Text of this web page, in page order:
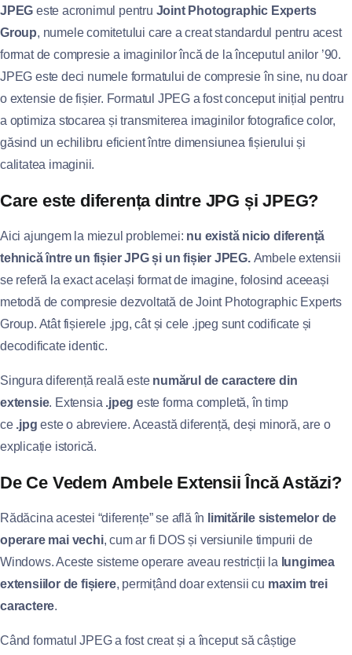
JPEG este acronimul pentru Joint Photographic Experts
Group, numele comitetului care a creat standardul pentru acest
format de compresie a imaginilor încă de la începutul anilor ’90.
JPEG este deci numele formatului de compresie în sine, nu doar
o extensie de fișier. Formatul JPEG a fost conceput inițial pentru
a optimiza stocarea și transmiterea imaginilor fotografice color,
găsind un echilibru eficient între dimensiunea fișierului și
calitatea imaginii.
Care este diferența dintre JPG și JPEG?
Aici ajungem la miezul problemei: nu există nicio diferență
tehnică între un fișier JPG și un fișier JPEG.Ambele extensii
se referă la exact același format de imagine, folosind aceeași
metodă de compresie dezvoltată de Joint Photographic Experts
Group. Atât fișierele .jpg, cât și cele .jpeg sunt codificate și
decodificate identic.
Singura diferență reală este numărul de caractere din
extensie. Extensia .jpeg este forma completă, în timp
ce .jpg este o abreviere. Această diferență, deși minoră, are o
explicație istorică.
De Ce Vedem Ambele Extensii Încă Astăzi?
Rădăcina acestei “diferențe” se află în limitările sistemelor de
operare mai vechi, cum ar fi DOS și versiunile timpurii de
Windows. Aceste sisteme operare aveau restricții la lungimea
extensiilor de fișiere, permițând doar extensii cu maxim trei
caractere.
Când formatul JPEG a fost creat și a început să câștige